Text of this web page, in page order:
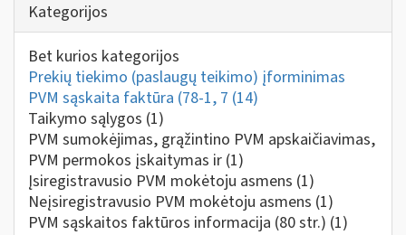
Kategorijos
Bet kurios kategorijos
Prekių tiekimo (paslaugų teikimo) įforminimas
PVM sąskaita faktūra (78-1, 7 (14)
Taikymo sąlygos (1)
PVM sumokėjimas, grąžintino PVM apskaičiavimas,
PVM permokos įskaitymas ir (1)
Įsiregistravusio PVM mokėtoju asmens (1)
Neįsiregistravusio PVM mokėtoju asmens (1)
PVM sąskaitos faktūros informacija (80 str.) (1)